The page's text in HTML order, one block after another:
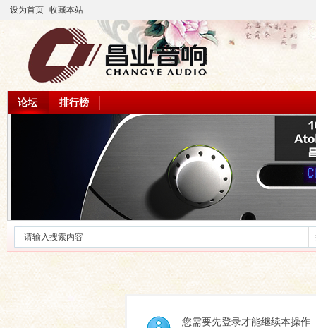
设为首页 收藏本站
论坛 排行榜
您需要先登录才能继续本操作